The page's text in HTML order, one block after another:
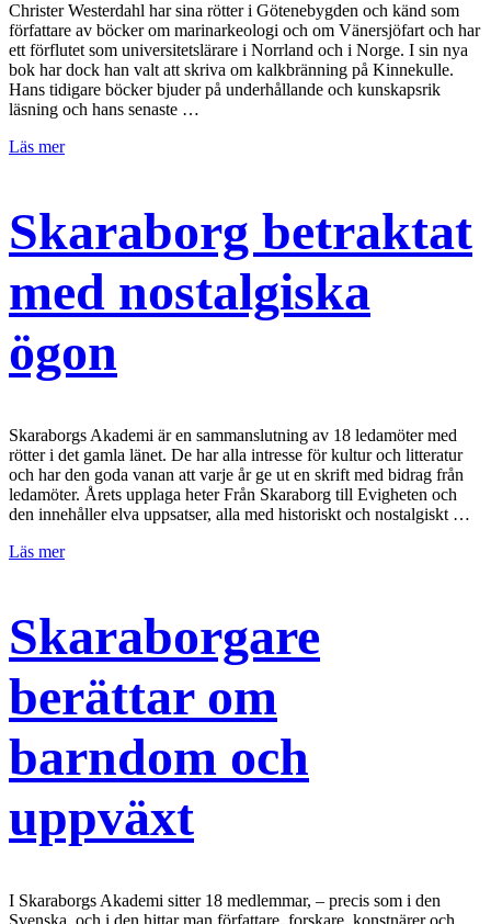
Christer Westerdahl har sina rötter i Götenebygden och känd som
författare av böcker om marinarkeologi och om Vänersjöfart och har
ett förflutet som universitetslärare i Norrland och i Norge. I sin nya
bok har dock han valt att skriva om kalkbränning på Kinnekulle.
Hans tidigare böcker bjuder på underhållande och kunskapsrik
läsning och hans senaste …
Läs mer
Skaraborg betraktat
med nostalgiska
ögon
Skaraborgs Akademi är en sammanslutning av 18 ledamöter med
rötter i det gamla länet. De har alla intresse för kultur och litteratur
och har den goda vanan att varje år ge ut en skrift med bidrag från
ledamöter. Årets upplaga heter Från Skaraborg till Evigheten och
den innehåller elva uppsatser, alla med historiskt och nostalgiskt …
Läs mer
Skaraborgare
berättar om
barndom och
uppväxt
I Skaraborgs Akademi sitter 18 medlemmar, – precis som i den
Svenska, och i den hittar man författare, forskare, konstnärer och